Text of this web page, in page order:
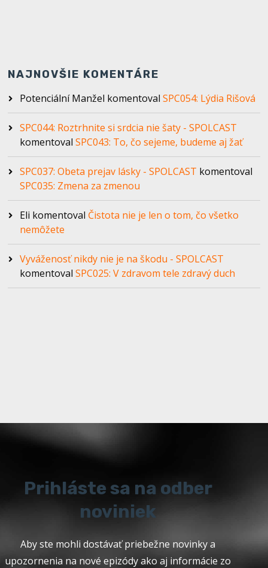
NAJNOVŠIE KOMENTÁRE
Potenciální Manžel komentovalSPC054: Lýdia Rišová
SPC044: Roztrhnite si srdcia nie šaty - SPOLCAST
komentovalSPC043: To, čo sejeme, budeme aj žať
SPC037: Obeta prejav lásky - SPOLCAST komentoval
SPC035: Zmena za zmenou
Eli komentoval Čistota nie je len o tom, čo všetko
nemôžete
Vyváženosť nikdy nie je na škodu - SPOLCAST
komentovalSPC025: V zdravom tele zdravý duch
Prihláste sa na odber
noviniek
Aby ste mohli dostávať priebežne novinky a
upozornenia na nové epizódy ako aj informácie zo